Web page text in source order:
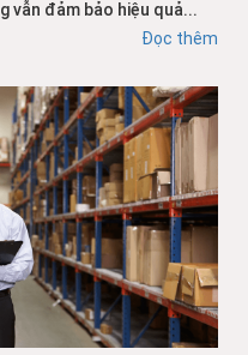
vẫn đảm bảo hiệu quả...
Đọc thêm